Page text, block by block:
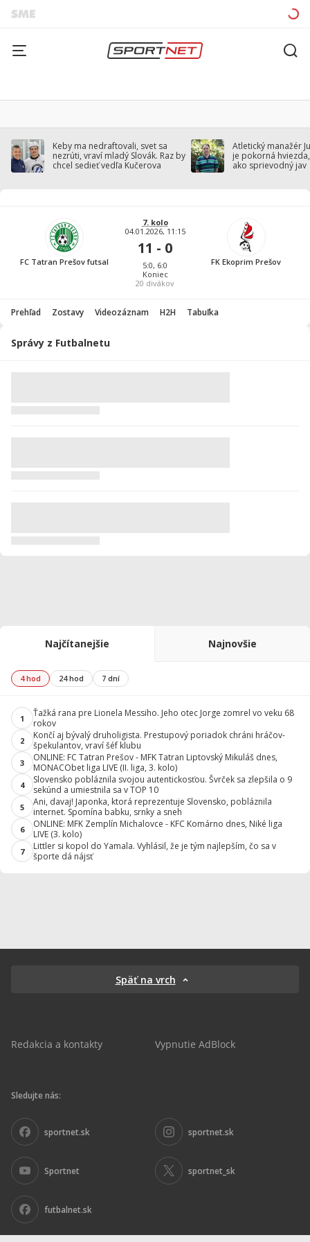
Keby ma nedraftovali, svet sa
nezrúti, vraví mladý Slovák. Raz by
chcel sedieť vedľa Kučerova
Atletický manažér
je pokorná
ako sprievodný jav
FC Tatran Prešov futsal
7. kolo
04.01.2026, 11:15
11 - 0
5:0, 6:0
Koniec
20 divákov
FK Ekoprim Prešov
Prehľad Zostavy Videozáznam H2H Tabuľka
Správy z Futbalnetu
Najčítanejšie Najnovšie
4 hod 24 hod 7 dní
1
Ťažká rana pre Lionela Messiho. Jeho otec Jorge zomrel vo veku 68
rokov
2
Končí aj bývalý druholigista. Prestupový poriadok chráni hráčov-
špekulantov, vraví šéf klubu
3
ONLINE: FC Tatran Prešov - MFK Tatran Liptovský Mikuláš dnes,
MONACObet liga LIVE (II. liga, 3. kolo)
4
Slovensko pobláznila svojou autentickosťou. Švrček sa zlepšila o 9
sekúnd a umiestnila sa v TOP 10
5
Ani, davaj! Japonka, ktorá reprezentuje Slovensko, pobláznila
internet. Spomína babku, srnky a sneh
6
ONLINE: MFK Zemplín Michalovce - KFC Komárno dnes, Niké liga
LIVE (3. kolo)
7
Littler si kopol do Yamala. Vyhlásil, že je tým najlepším, čo sa v
športe dá nájsť
Späť na vrch
Redakcia a kontakty Vypnutie AdBlock
Sledujte nás:
sportnet.sk sportnet.sk
Sportnet sportnet_sk
futbalnet.sk